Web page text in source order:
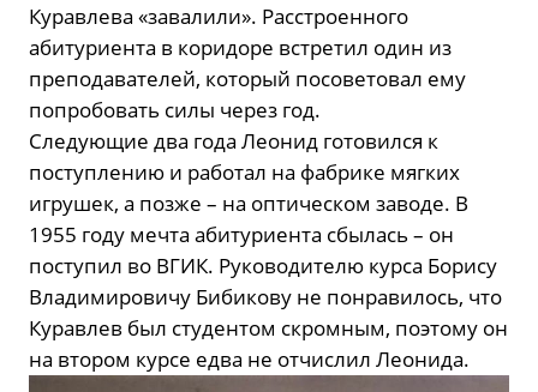
Куравлева «завалили». Расстроенного
абитуриента в коридоре встретил один из
преподавателей, который посоветовал ему
попробовать силы через год.
Следующие два года Леонид готовился к
поступлению и работал на фабрике мягких
игрушек, а позже – на оптическом заводе. В
1955 году мечта абитуриента сбылась – он
поступил во ВГИК. Руководителю курса Борису
Владимировичу Бибикову не понравилось, что
Куравлев был студентом скромным, поэтому он
на втором курсе едва не отчислил Леонида.